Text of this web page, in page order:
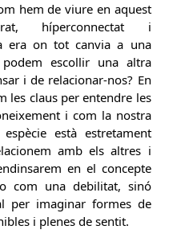
hem de viure en aquest
híperconnectat i
era on tot canvia a una
escollir una altra
i de relacionar-nos? En
les claus per entendre les
i com la nostra
està estretament
amb els altres i
en el concepte
com una debilitat, sinó
per imaginar formes de
i plenes de sentit.